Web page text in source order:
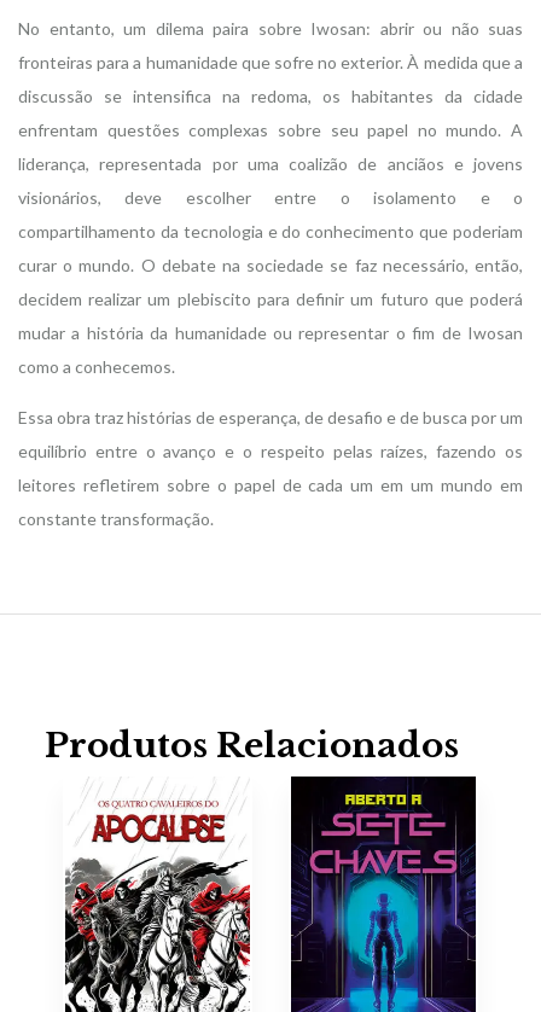
No entanto, um dilema paira sobre Iwosan: abrir ou não suas
fronteiras para a humanidade que sofre no exterior. À medida que a
discussão se intensifica na redoma, os habitantes da cidade
enfrentam questões complexas sobre seu papel no mundo. A
liderança, representada por uma coalizão de anciãos e jovens
visionários, deve escolher entre o isolamento e o
compartilhamento da tecnologia e do conhecimento que poderiam
curar o mundo. O debate na sociedade se faz necessário, então,
decidem realizar um plebiscito para definir um futuro que poderá
mudar a história da humanidade ou representar o fim de Iwosan
como a conhecemos.
Essa obra traz histórias de esperança, de desafio e de busca por um
equilíbrio entre o avanço e o respeito pelas raízes, fazendo os
leitores refletirem sobre o papel de cada um em um mundo em
constante transformação.
Produtos Relacionados